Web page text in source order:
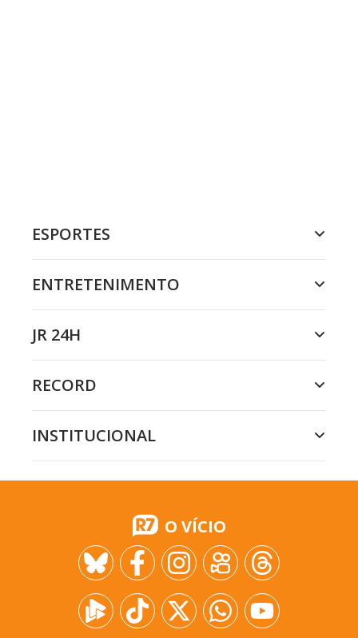
ESPORTES
ENTRETENIMENTO
JR 24H
RECORD
INSTITUCIONAL
O VÍCIO